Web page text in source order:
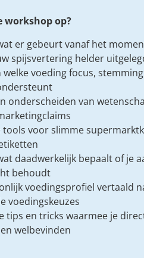
workshop op?
er gebeurt vanaf het
spijsvertering helder
welke voeding focus,
onderscheiden van
tools voor slimme
daadwerkelijk bepaalt of je
behoudt
voedingsprofiel vertaald
voedingskeuzes
tips en tricks waarmee je
welbevinden